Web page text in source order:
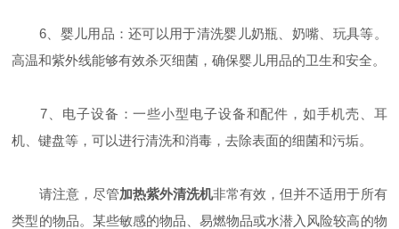
6、婴儿用品：还可以用于清洗婴儿奶瓶、奶嘴、玩具等。
高温和紫外线能够有效杀灭细菌，确保婴儿用品的卫生和安全。
7、电子设备：一些小型电子设备和配件，如手机壳、耳
机、键盘等，可以进行清洗和消毒，去除表面的细菌和污垢。
请注意，尽管加热紫外清洗机非常有效，但并不适用于所有
类型的物品。某些敏感的物品、易燃物品或水潜入风险较高的物